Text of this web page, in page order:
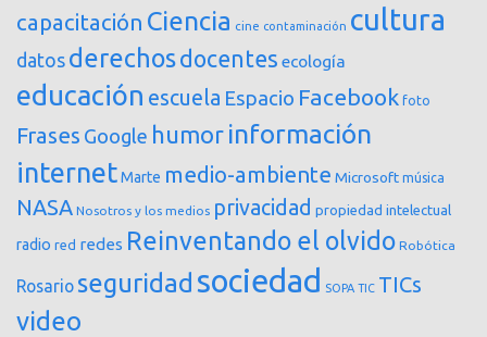
capacitación Ciencia cine contaminación cultura
datos derechosdocentes ecología
educación escuela Espacio Facebook foto
Frases Google humor información
internetMarte medio-ambiente Microsoft música
NASA Nosotros y los medios privacidad propiedad intelectual
radio red redes Reinventando el olvido Robótica
Rosario seguridad sociedad SOPA TIC TICs
video